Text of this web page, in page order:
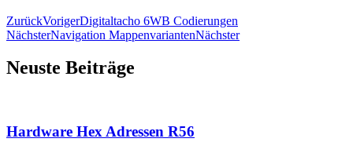
ZurückVorigerDigitaltacho 6WB Codierungen
NächsterNavigation MappenvariantenNächster
Neuste Beiträge
Hardware Hex Adressen R56